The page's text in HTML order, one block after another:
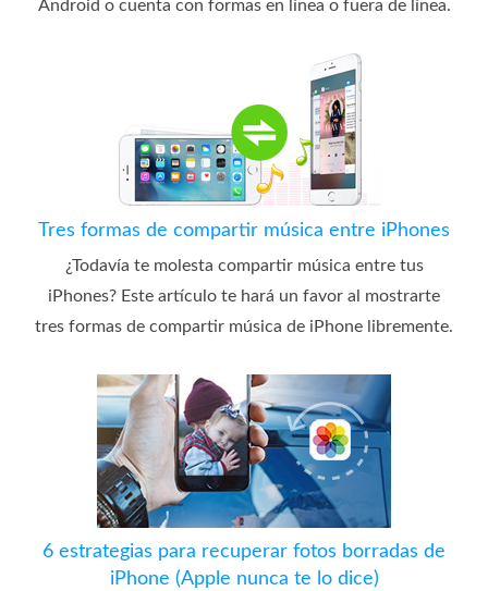
Android o cuenta con formas en línea o fuera de línea.
Tres formas de compartir música entre iPhones
¿Todavía te molesta compartir música entre tus
iPhones? Este artículo te hará un favor al mostrarte
tres formas de compartir música de iPhone libremente.
6 estrategias para recuperar fotos borradas de
iPhone (Apple nunca te lo dice)